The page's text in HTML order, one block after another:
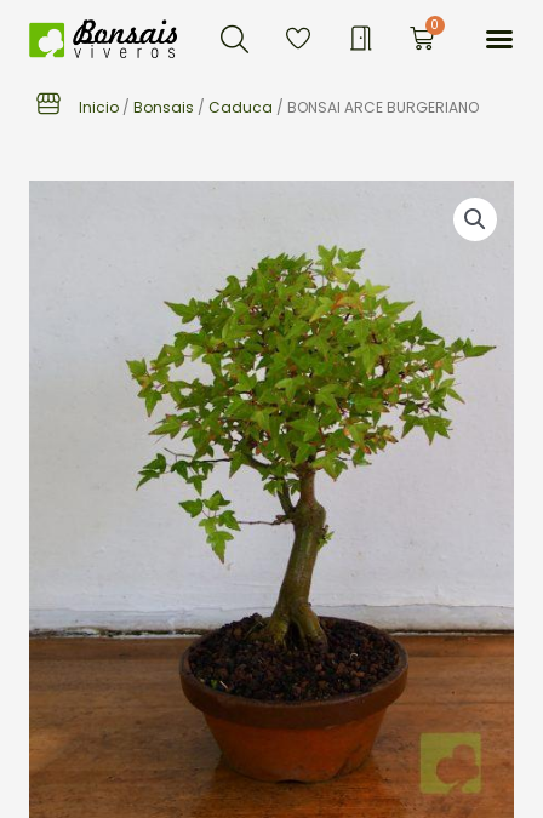
Buscar 0Carrito
Inicio / Bonsais / Caduca / BONSAI ARCE BURGERIANO